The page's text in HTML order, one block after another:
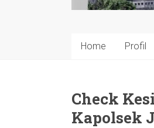
Home Profil
Check
Kapolsek